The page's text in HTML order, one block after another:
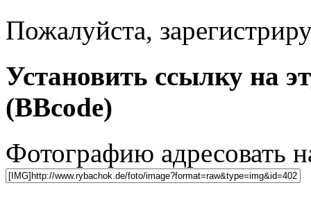
Пожалуйста,
Установить ссылку на
(BBcode)
Фотографию адресовать